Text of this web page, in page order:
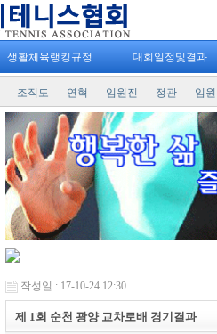
생활체육랭킹규정 대회일정및결과
조직도 연혁 임원진 정관 임
작성일 : 17-10-24 12:30
제 1회 순천 광양 교차로배 경기결과